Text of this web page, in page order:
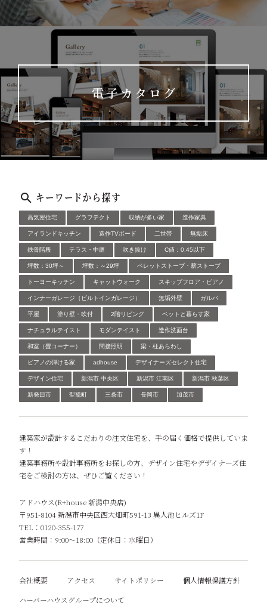
電子カタログ
キーワードから探す
高気密住宅 グラフテクト 収納が多い家 造作家具
アイランドキッチン 造作TVボード 二世帯 無垢床
鉄骨階段 テラス・中庭 吹き抜け C値：0.45以下
坪数：30坪～ 坪数：～29坪 ペレットストーブ・薪ストーブ
トーヨーキッチン キャットウォーク スキップフロア・ピアノ
インナーガレージ（ビルトインガレージ） 無垢外壁 ガルバ
平屋 塗り壁・吹付 2階リビング ペットと暮らす家
ナチュラルテイスト モダンテイスト 造作洗面台
和室（畳コーナー） 間接照明 梁・柱あらわし
ピアノの弾ける家 adhouse デザイナーズセレクト住宅
デザイン住宅 新潟市 中央区 新潟市 江南区 新潟市 秋葉区
新発田市 聖籠町 三条市 長岡市 加茂市
建築家が設計するこだわりの注文住宅を、手の届く価格で提供していま
す！
建築事務所や設計事務所をお探しの方、デザイン住宅やデザイナーズ住
宅をご検討の方は、ぜひご覧ください！
アドハウス(R+house 新潟中央店)
〒951-8104 新潟市中央区西大畑町591-13 異人池ヒルズ1F
TEL：0120-355-177
営業時間：9:00～18:00（定休日：水曜日）
会社概要 アクセス サイトポリシー
個人情報保護方針
ハーバーハウスグループについて